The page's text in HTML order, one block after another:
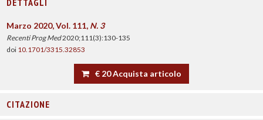
DETTAGLI
Marzo 2020, Vol. 111, N. 3
Recenti Prog Med2020;111(3):130-135
doi 10.1701/3315.32853
€ 20 Acquista articolo
CITAZIONE